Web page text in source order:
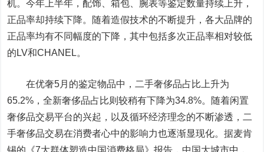
机。今年上半年，配饰、箱包、腕表等鉴定数量持续上升，
正品率却持续下降。随着造假技术的不断提升，各大品牌的
正品率均有不同幅度的下降，其中包括多次正品率相对较低
的LV和CHANEL。
在优奢5月的鉴定物品中，二手奢侈品占比上升为
65.2%，全新奢侈品占比则较稍有下降为34.8%。随着闲置
奢侈品交易平台的兴起，以及循环经济理念的不断渗透，二
手奢侈品交易在消费者心中的影响力也逐渐显现化。据麦肯
锡的《7大群体塑造中国消费格局》报告，中国大城市中，